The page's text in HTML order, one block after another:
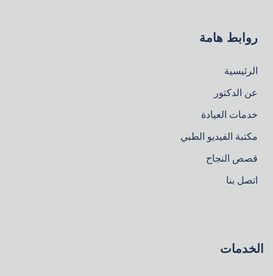
روابط هامة
الرئيسية
عن الدكتور
خدمات العيادة
مكتبة الفيديو الطبي
قصص النجاح
اتصل بنا
الخدمات